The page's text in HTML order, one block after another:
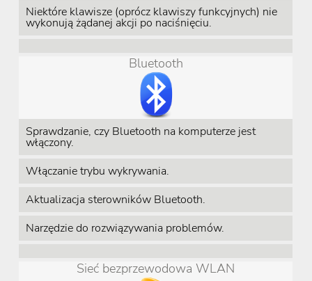
Niektóre klawisze (oprócz klawiszy funkcyjnych) nie
wykonują żądanej akcji po naciśnięciu.
Bluetooth
Sprawdzanie, czy Bluetooth na komputerze jest
włączony.
Włączanie trybu wykrywania.
Aktualizacja sterowników Bluetooth.
Narzędzie do rozwiązywania problemów.
Sieć bezprzewodowa WLAN